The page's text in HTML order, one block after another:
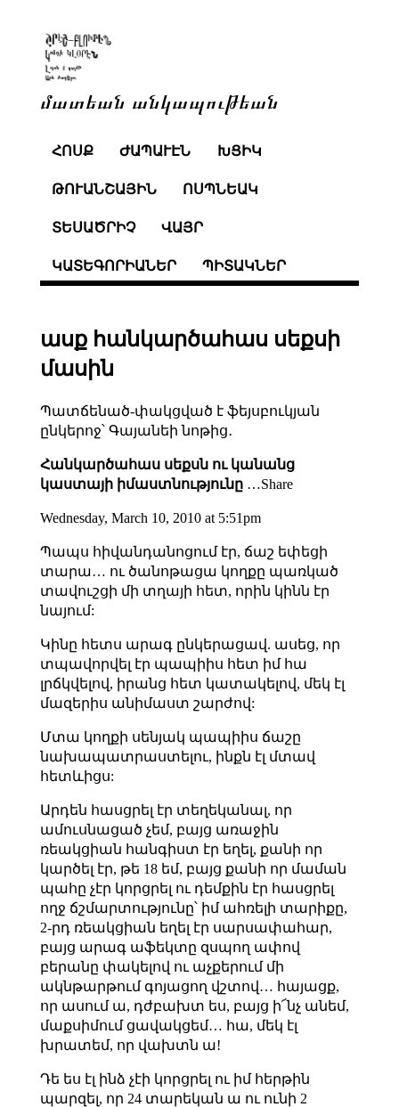
մատեան անկապութեան
ՀՈՍՔ ԺԱՊԱՒԷՆ ԽՑԻԿ
ԹՈՒԱՆՇԱՅԻՆ ՈՍՊՆԵԱԿ
ՏԵՍԱԾՐԻՉ ՎԱՅՐ
ԿԱՏԵԳՈՐԻԱՆԵՐ ՊԻՏԱԿՆԵՐ
ասք հանկարծահաս սեքսի
մասին
Պատճենած-փակցված է ֆեյսբուկյան
ընկերոջ՝ Գայանեի նոթից․
Հանկարծահաս սեքսն ու կանանց
կաստայի իմաստնությունը…Share
Wednesday, March 10, 2010 at 5:51pm
Պապս հիվանդանոցում էր, ճաշ եփեցի
տարա… ու ծանոթացա կողքը պառկած
տավուշցի մի տղայի հետ, որին կինն էր
նայում:
Կինը հետս արագ ընկերացավ. ասեց, որ
տպավորվել էր պապիիս հետ իմ հա
լրճկվելով, իրանց հետ կատակելով, մեկ էլ
մազերիս անիմաստ շարժով:
Մտա կողքի սենյակ պապիիս ճաշը
նախապատրաստելու, ինքն էլ մտավ
հետևիցս:
Արդեն հասցրել էր տեղեկանալ, որ
ամուսնացած չեմ, բայց առաջին
ռեակցիան հանգիստ էր եղել, քանի որ
կարծել էր, թե 18 եմ, բայց քանի որ մաման
պահը չէր կորցրել ու դեմքին էր հասցրել
ողջ ճշմարտությունը՝ իմ ահռելի տարիքը,
2-րդ ռեակցիան եղել էր սարսափահար,
բայց արագ աֆեկտը զսպող ափով
բերանը փակելով ու աչքերում մի
ակնթարթում գոյացող վշտով… հայացք,
որ ասում ա, դժբախտ ես, բայց ի՜նչ անեմ,
մաքսիմում ցավակցեմ… հա, մեկ էլ
խրատեմ, որ վախտն ա!
Դե ես էլ ինձ չէի կորցրել ու իմ հերթին
պարզել, որ 24 տարեկան ա ու ունի 2